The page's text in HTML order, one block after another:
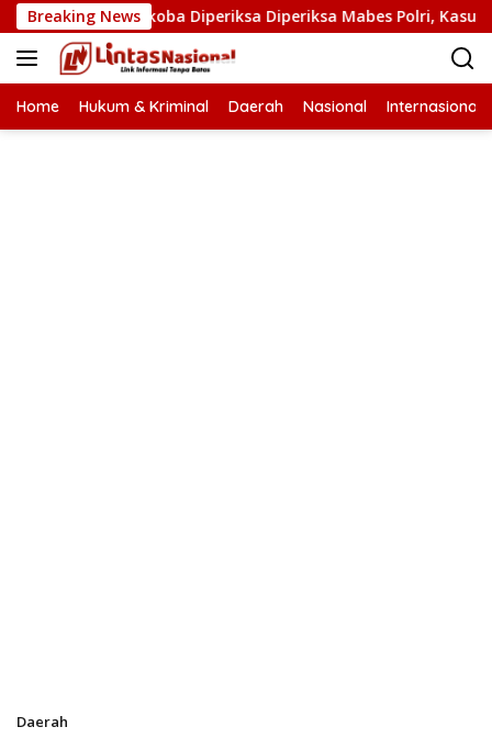
Langsung
ke
konten
Breaking News
Narkoba Diperiksa Diperiksa Mabes Polri, Kasus Apa?
Home Hukum & Kriminal Daerah Nasional Internasional
Daerah